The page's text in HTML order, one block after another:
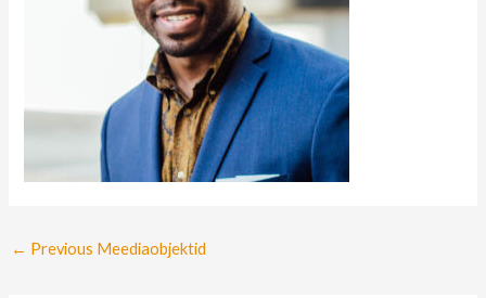
← Previous Meediaobjektid